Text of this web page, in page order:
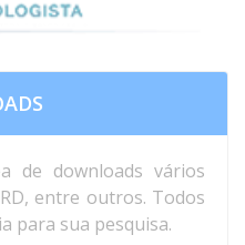
de downloads vários
entre outros. Todos
para sua pesquisa.